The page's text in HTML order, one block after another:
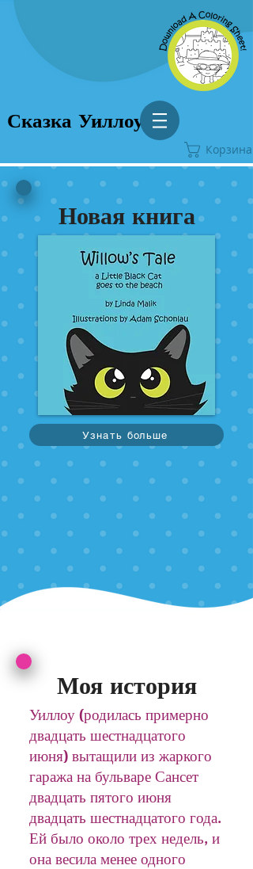
Сказка Уиллоу
Корзина
Новая книга
Узнать больше
Моя история
Уиллоу (родилась примерно
двадцать шестнадцатого
июня) вытащили из жаркого
гаража на бульваре Сансет
двадцать пятого июня
двадцать шестнадцатого года.
Ей было около трех недель, и
она весила менее одного